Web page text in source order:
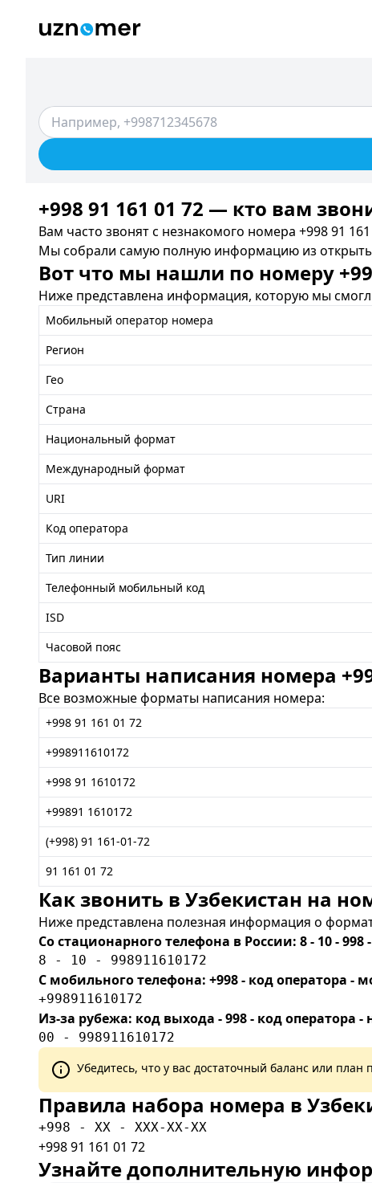
+998 91 161 01 72 — кто вам
Вам часто звонят с незнакомого номера +998 91
Мы собрали самую полную информацию из
Вот что мы нашли по номеру
Ниже представлена информация, которую мы
Мобильный оператор номера
Регион
Гео
Страна
Национальный формат
Международный формат
URI
Код оператора
Тип линии
Телефонный мобильный код
ISD
Часовой пояс
Варианты написания номера
Все возможные форматы написания номера:
+998 91 161 01 72
+998911610172
+998 91 1610172
+99891 1610172
(+998) 91 161-01-72
91 161 01 72
Как звонить в Узбекистан на
Ниже представлена полезная информация о
Со стационарного телефона в России: 8 - 10 -
8 - 10 - 998911610172
С мобильного телефона: +998 - код оператора -
+998911610172
Из-за рубежа: код выхода - 998 - код оператора -
00 - 998911610172
Убедитесь, что у вас достаточный баланс или
Правила набора номера в
+998 - XX - XXX-XX-XX
+998 91 161 01 72
Узнайте дополнительную